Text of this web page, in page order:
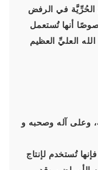
في الرفض
أنها تُستعمل
العليِّ العظيم
وعلى آله وصحبه و
تُستخدم لإنتاج